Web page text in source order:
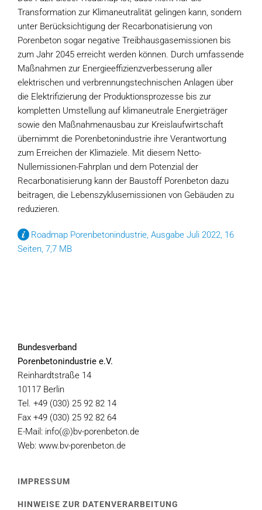
Transformation zur Klimaneutralität gelingen kann, sondern
unter Berücksichtigung der Recarbonatisierung von
Porenbeton sogar negative Treibhausgasemissionen bis
zum Jahr 2045 erreicht werden können. Durch umfassende
Maßnahmen zur Energieeffizienzverbesserung aller
elektrischen und verbrennungstechnischen Anlagen über
die Elektrifizierung der Produktionsprozesse bis zur
kompletten Umstellung auf klimaneutrale Energieträger
sowie den Maßnahmenausbau zur Kreislaufwirtschaft
übernimmt die Porenbetonindustrie ihre Verantwortung
zum Erreichen der Klimaziele. Mit diesem Netto-
Nullemissionen-Fahrplan und dem Potenzial der
Recarbonatisierung kann der Baustoff Porenbeton dazu
beitragen, die Lebenszyklusemissionen von Gebäuden zu
reduzieren.
Roadmap Porenbetonindustrie, Ausgabe Juli 2022, 16
Seiten, 7,7 MB
Bundesverband
Porenbetonindustrie e.V.
Reinhardtstraße 14
10117 Berlin
Tel. +49 (030) 25 92 82 14
Fax +49 (030) 25 92 82 64
E-Mail: info(@)bv-porenbeton.de
Web: www.bv-porenbeton.de
IMPRESSUM
HINWEISE ZUR DATENVERARBEITUNG